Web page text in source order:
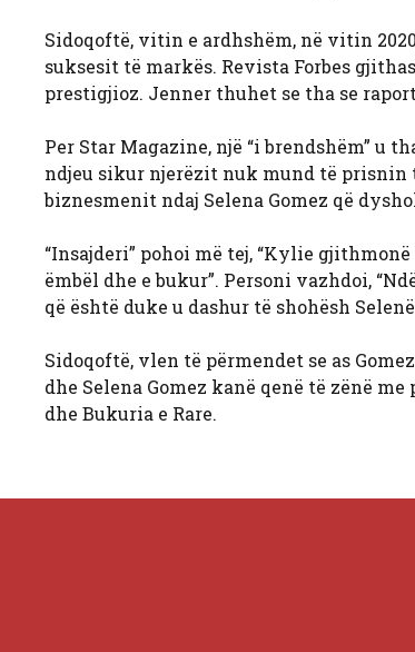
Sidoqoftë, vitin e ardhshëm, në vitin
suksesit të markës. Revista Forbes
prestigjioz. Jenner thuhet se tha se
Per Star Magazine, një “i brendshëm” u
ndjeu sikur njerëzit nuk mund të prisnin
biznesmenit ndaj Selena Gomez që
“Insajderi” pohoi më tej, “Kylie
ëmbël dhe e bukur”. Personi vazhdoi,
që është duke u dashur të shohësh
Sidoqoftë, vlen të përmendet se as
dhe Selena Gomez kanë qenë të zënë
dhe Bukuria e Rare.